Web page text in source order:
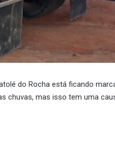
do Rocha está ficando
chuvas, mas isso tem uma